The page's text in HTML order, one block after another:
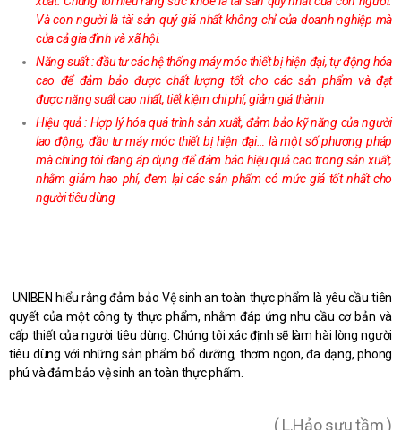
Và con người là tài sản quý giá nhất không chỉ của doanh nghiệp mà
của cả gia đình và xã hội.
Năng suất : đầu tư các hệ thống máy móc thiết bị hiện đại, tự động hóa
cao để đảm bảo được chất lượng tốt cho các sản phẩm và đạt
được năng suất cao nhất, tiết kiệm chi phí, giảm giá thành
Hiệu quả : Hợp lý hóa quá trình sản xuất, đảm bảo kỹ năng của người
lao động, đầu tư máy móc thiết bị hiện đại… là một số phương pháp
mà chúng tôi đang áp dụng để đảm bảo hiệu quả cao trong sản xuất,
nhằm giảm hao phí, đem lại các sản phẩm có mức giá tốt nhất cho
người tiêu dùng
UNIBEN hiểu rằng đảm bảo Vệ sinh an toàn thực phẩm là yêu cầu tiên
quyết của một công ty thực phẩm, nhằm đáp ứng nhu cầu cơ bản và
cấp thiết của người tiêu dùng. Chúng tôi xác định sẽ làm hài lòng người
tiêu dùng với những sản phẩm bổ dưỡng, thơm ngon, đa dạng, phong
phú và đảm bảo vệ sinh an toàn thực phẩm.
( L.Hảo sưu tầm )